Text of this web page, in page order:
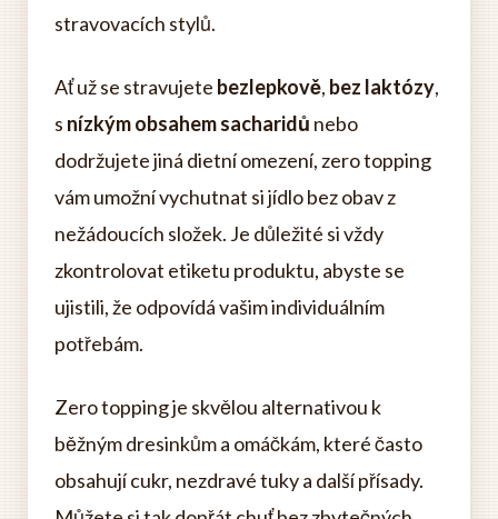
stravovacích stylů.
Ať už se stravujete bezlepkově, bez laktózy,
s nízkým obsahem sacharidů nebo
dodržujete jiná dietní omezení, zero topping
vám umožní vychutnat si jídlo bez obav z
nežádoucích složek. Je důležité si vždy
zkontrolovat etiketu produktu, abyste se
ujistili, že odpovídá vašim individuálním
potřebám.
Zero topping je skvělou alternativou k
běžným dresinkům a omáčkám, které často
obsahují cukr, nezdravé tuky a další přísady.